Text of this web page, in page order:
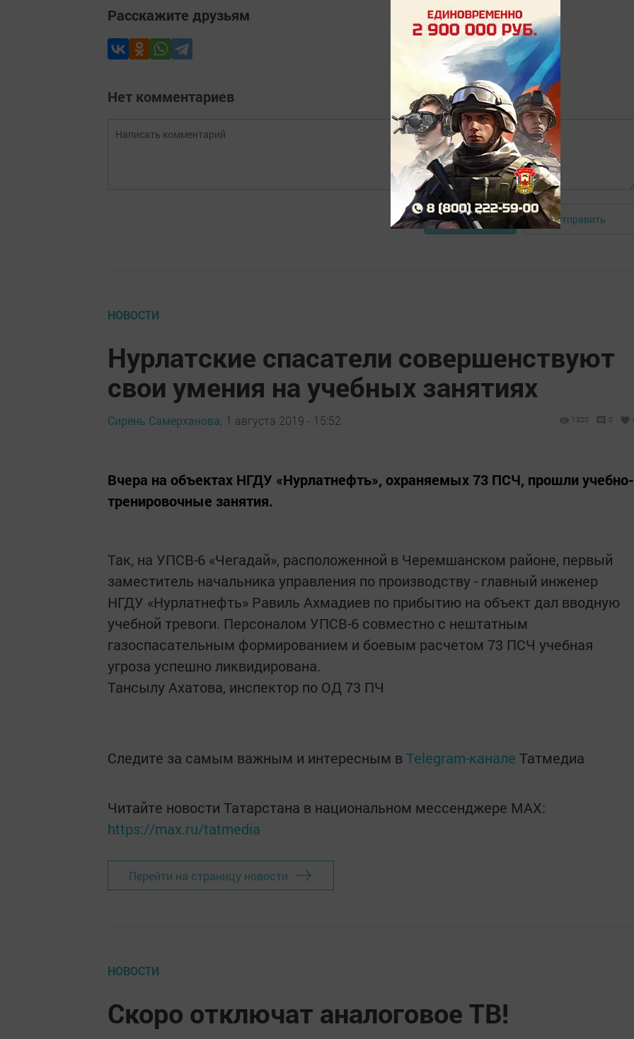
Расскажите друзьям
Нет комментариев
Авторизоваться Отправить
НОВОСТИ
Нурлатские спасатели совершенствуют
свои умения на учебных занятиях
Сирень Самерханова, 1 августа 2019 - 15:52 1320 0
Вчера на объектах НГДУ «Нурлатнефть», охраняемых 73 ПСЧ, прошли учебно-
тренировочные занятия.
Так, на УПСВ-6 «Чегадай», расположенной в Черемшанском районе, первый
заместитель начальника управления по производству - главный инженер
НГДУ «Нурлатнефть» Равиль Ахмадиев по прибытию на объект дал вводную
учебной тревоги. Персоналом УПСВ-6 совместно с нештатным
газоспасательным формированием и боевым расчетом 73 ПСЧ учебная
угроза успешно ликвидирована.
Тансылу Ахатова, инспектор по ОД 73 ПЧ
Следите за самым важным и интересным в Telegram-канале Татмедиа
Читайте новости Татарстана в национальном мессенджере MАХ:
https://max.ru/tatmedia
Перейти на страницу новости
НОВОСТИ
Скоро отключат аналоговое ТВ!